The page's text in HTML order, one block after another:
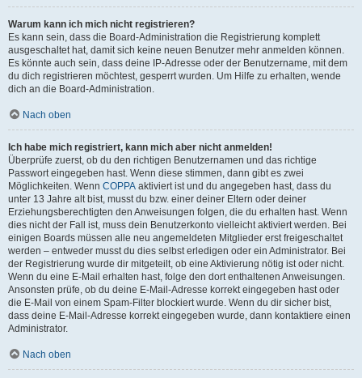
Warum kann ich mich nicht registrieren?
Es kann sein, dass die Board-Administration die Registrierung komplett
ausgeschaltet hat, damit sich keine neuen Benutzer mehr anmelden können.
Es könnte auch sein, dass deine IP-Adresse oder der Benutzername, mit dem
du dich registrieren möchtest, gesperrt wurden. Um Hilfe zu erhalten, wende
dich an die Board-Administration.
Nach oben
Ich habe mich registriert, kann mich aber nicht anmelden!
Überprüfe zuerst, ob du den richtigen Benutzernamen und das richtige
Passwort eingegeben hast. Wenn diese stimmen, dann gibt es zwei
Möglichkeiten. Wenn COPPA aktiviert ist und du angegeben hast, dass du
unter 13 Jahre alt bist, musst du bzw. einer deiner Eltern oder deiner
Erziehungsberechtigten den Anweisungen folgen, die du erhalten hast. Wenn
dies nicht der Fall ist, muss dein Benutzerkonto vielleicht aktiviert werden. Bei
einigen Boards müssen alle neu angemeldeten Mitglieder erst freigeschaltet
werden – entweder musst du dies selbst erledigen oder ein Administrator. Bei
der Registrierung wurde dir mitgeteilt, ob eine Aktivierung nötig ist oder nicht.
Wenn du eine E-Mail erhalten hast, folge den dort enthaltenen Anweisungen.
Ansonsten prüfe, ob du deine E-Mail-Adresse korrekt eingegeben hast oder
die E-Mail von einem Spam-Filter blockiert wurde. Wenn du dir sicher bist,
dass deine E-Mail-Adresse korrekt eingegeben wurde, dann kontaktiere einen
Administrator.
Nach oben